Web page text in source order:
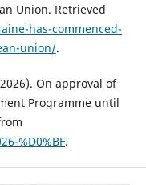
Union. Retrieved
has-commenced-
union/.
On approval of
Programme until
%D0%BF.